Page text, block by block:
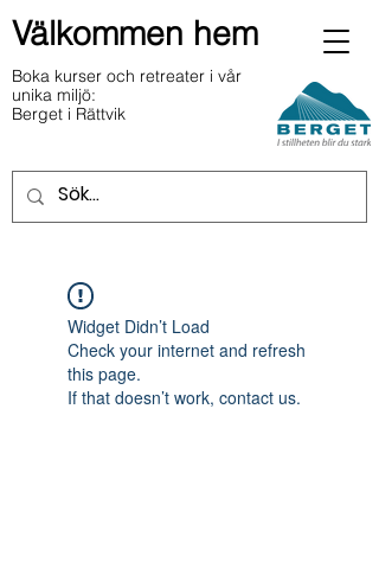
Välkommen hem
Boka kurser och retreater i vår
unika miljö:
Berget i Rättvik
Widget Didn’t Load
Check your internet and refresh
this page.
If that doesn’t work, contact us.